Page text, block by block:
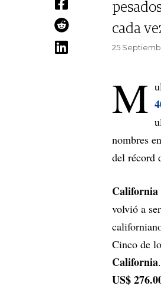
cada
25
M
nombres
del récord
California
volvió a
Cinco de
California
US$